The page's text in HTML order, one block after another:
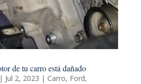
de tu carro está dañado
| Jul 2, 2023 | Carro, Ford,